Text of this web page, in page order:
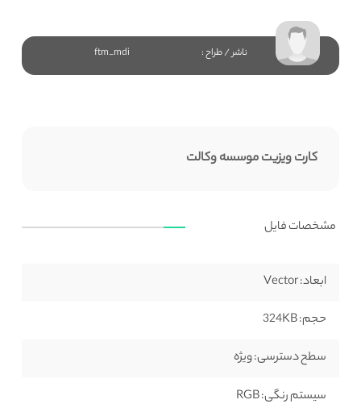
ناشر / طراح : ftm_mdi
کارت ویزیت موسسه وکالت
مشخصات فایل
ابعاد:
حجم:
سطح دسترسی:ویژه
سیستم رنگی: